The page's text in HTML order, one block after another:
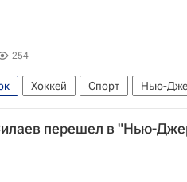
254
Хоккей Спорт
Нью-
лига (НХЛ)
перешел в "Нью-